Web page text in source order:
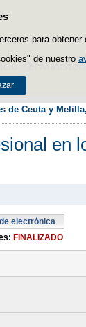
para
de nuestro
El
Ceuta y
en
electrónica
FINALIZADO